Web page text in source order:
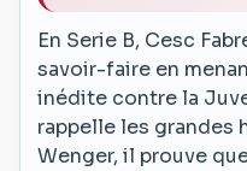
En Serie B, Cesc
savoir-faire en
inédite contre la
rappelle les grandes
Wenger, il prouve